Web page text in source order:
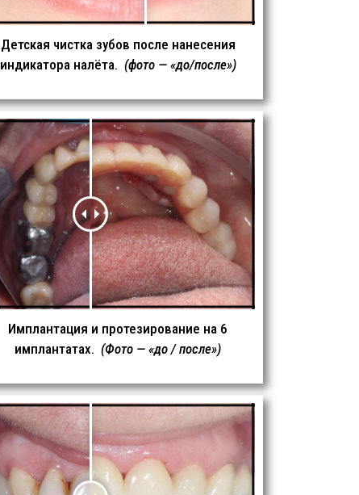
Детская чистка зубов после нанесения
индикатора налёта. (фото — «до/после»)
Имплантация и протезирование на 6
имплантатах. (Фото — «до / после»)